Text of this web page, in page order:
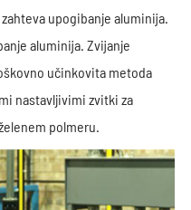
upogibanje aluminija.
aluminija. Zvijanje
učinkovita metoda
nastavljivimi zvitki za
polmeru.